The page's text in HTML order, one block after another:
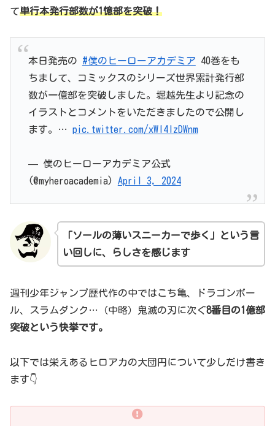
て単行本発行部数が1憶部を突破！
本日発売の #僕のヒーローアカデミア 40巻をも
ちまして、コミックスのシリーズ世界累計発行部
数が一億部を突破しました。堀越先生より記念の
イラストとコメントをいただきましたので公開し
ます。… pic.twitter.com/xWI4IzDWnm
— 僕のヒーローアカデミア公式
(@myheroacademia) April 3, 2024
「ソールの薄いスニーカーで歩く」という言
い回しに、らしさを感じます
週刊少年ジャンプ歴代作の中ではこち亀、ドラゴンボー
ル、スラムダンク…（中略）鬼滅の刃に次ぐ8番目の1億部
突破という快挙です。
以下では栄えあるヒロアカの大団円について少しだけ書き
ます👇